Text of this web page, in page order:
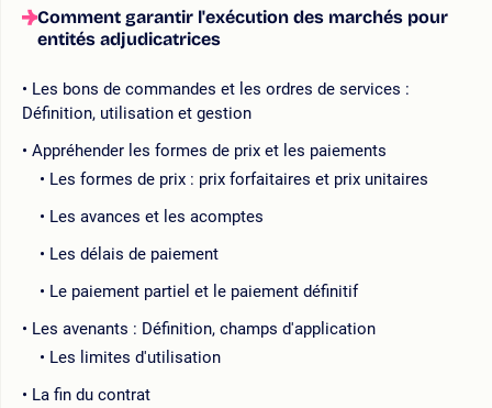
Comment garantir l'exécution des marchés pour
entités adjudicatrices
Les bons de commandes et les ordres de services :
Définition, utilisation et gestion
Appréhender les formes de prix et les paiements
Les formes de prix : prix forfaitaires et prix unitaires
Les avances et les acomptes
Les délais de paiement
Le paiement partiel et le paiement définitif
Les avenants : Définition, champs d'application
Les limites d'utilisation
La fin du contrat